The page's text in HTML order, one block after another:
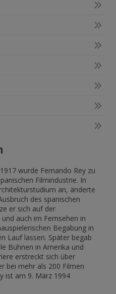
wurde Fernando Rey zu
Filmindustrie. In
an, änderte
des spanischen
er sich auf der
auch im Fernsehen in
Begabung in
Lauf lassen. Später begab
Bühnen in Amerika und
erstreckt sich über
bei mehr als 200 Filmen
ist am 9. März 1994